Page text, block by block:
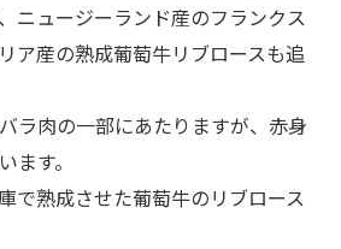
ニュージーランド産のフランクス
ア産の熟成葡萄牛リブロースも追
ラ肉の一部にあたりますが、赤身
ます。
で熟成させた葡萄牛のリブロース